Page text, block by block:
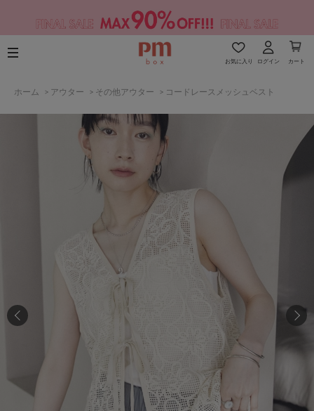
お気に入り ログイン カート
ホーム > アウター > その他アウター > コードレースメッシュベスト